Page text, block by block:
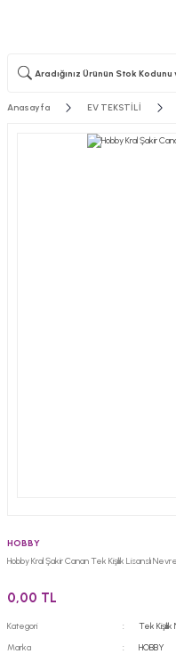
Anasayfa EV TEKSTİLİ
HOBBY
Hobby Kral Şakir Canan Tek Kişilik Lisanslı
0,00 TL
Kategori Tek
Marka
HOBBY